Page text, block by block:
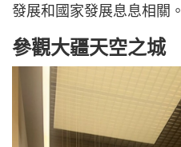
發展和國家發展息息相關。
參觀大疆天空之城